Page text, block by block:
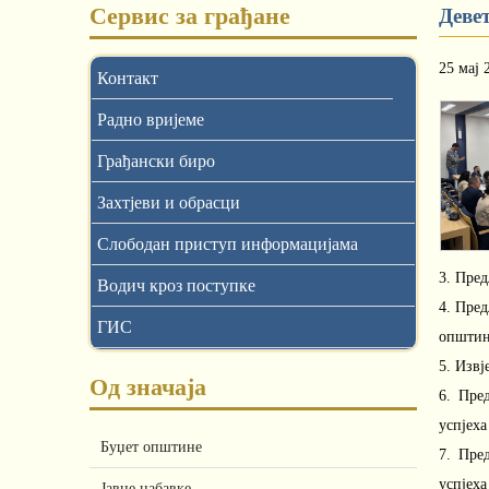
Сервис за грађане
Контакт
Радно вријеме
Грађански биро
Захтјеви и обрасци
Слободан приступ информацијама
Водич кроз поступке
ГИС
Од значаја
Буџет општине
25 мај
3.
4.
5.
6.
7.